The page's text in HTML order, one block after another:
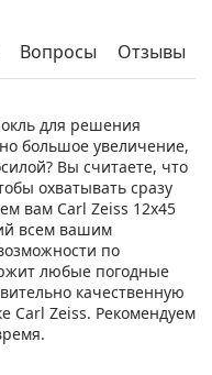
Вопросы Отзывы
для решения
большое увеличение,
Вы считаете, что
охватывать сразу
вам Carl Zeiss 12x45
всем вашим
по
любые погодные
качественную
Carl Zeiss. Рекомендуем